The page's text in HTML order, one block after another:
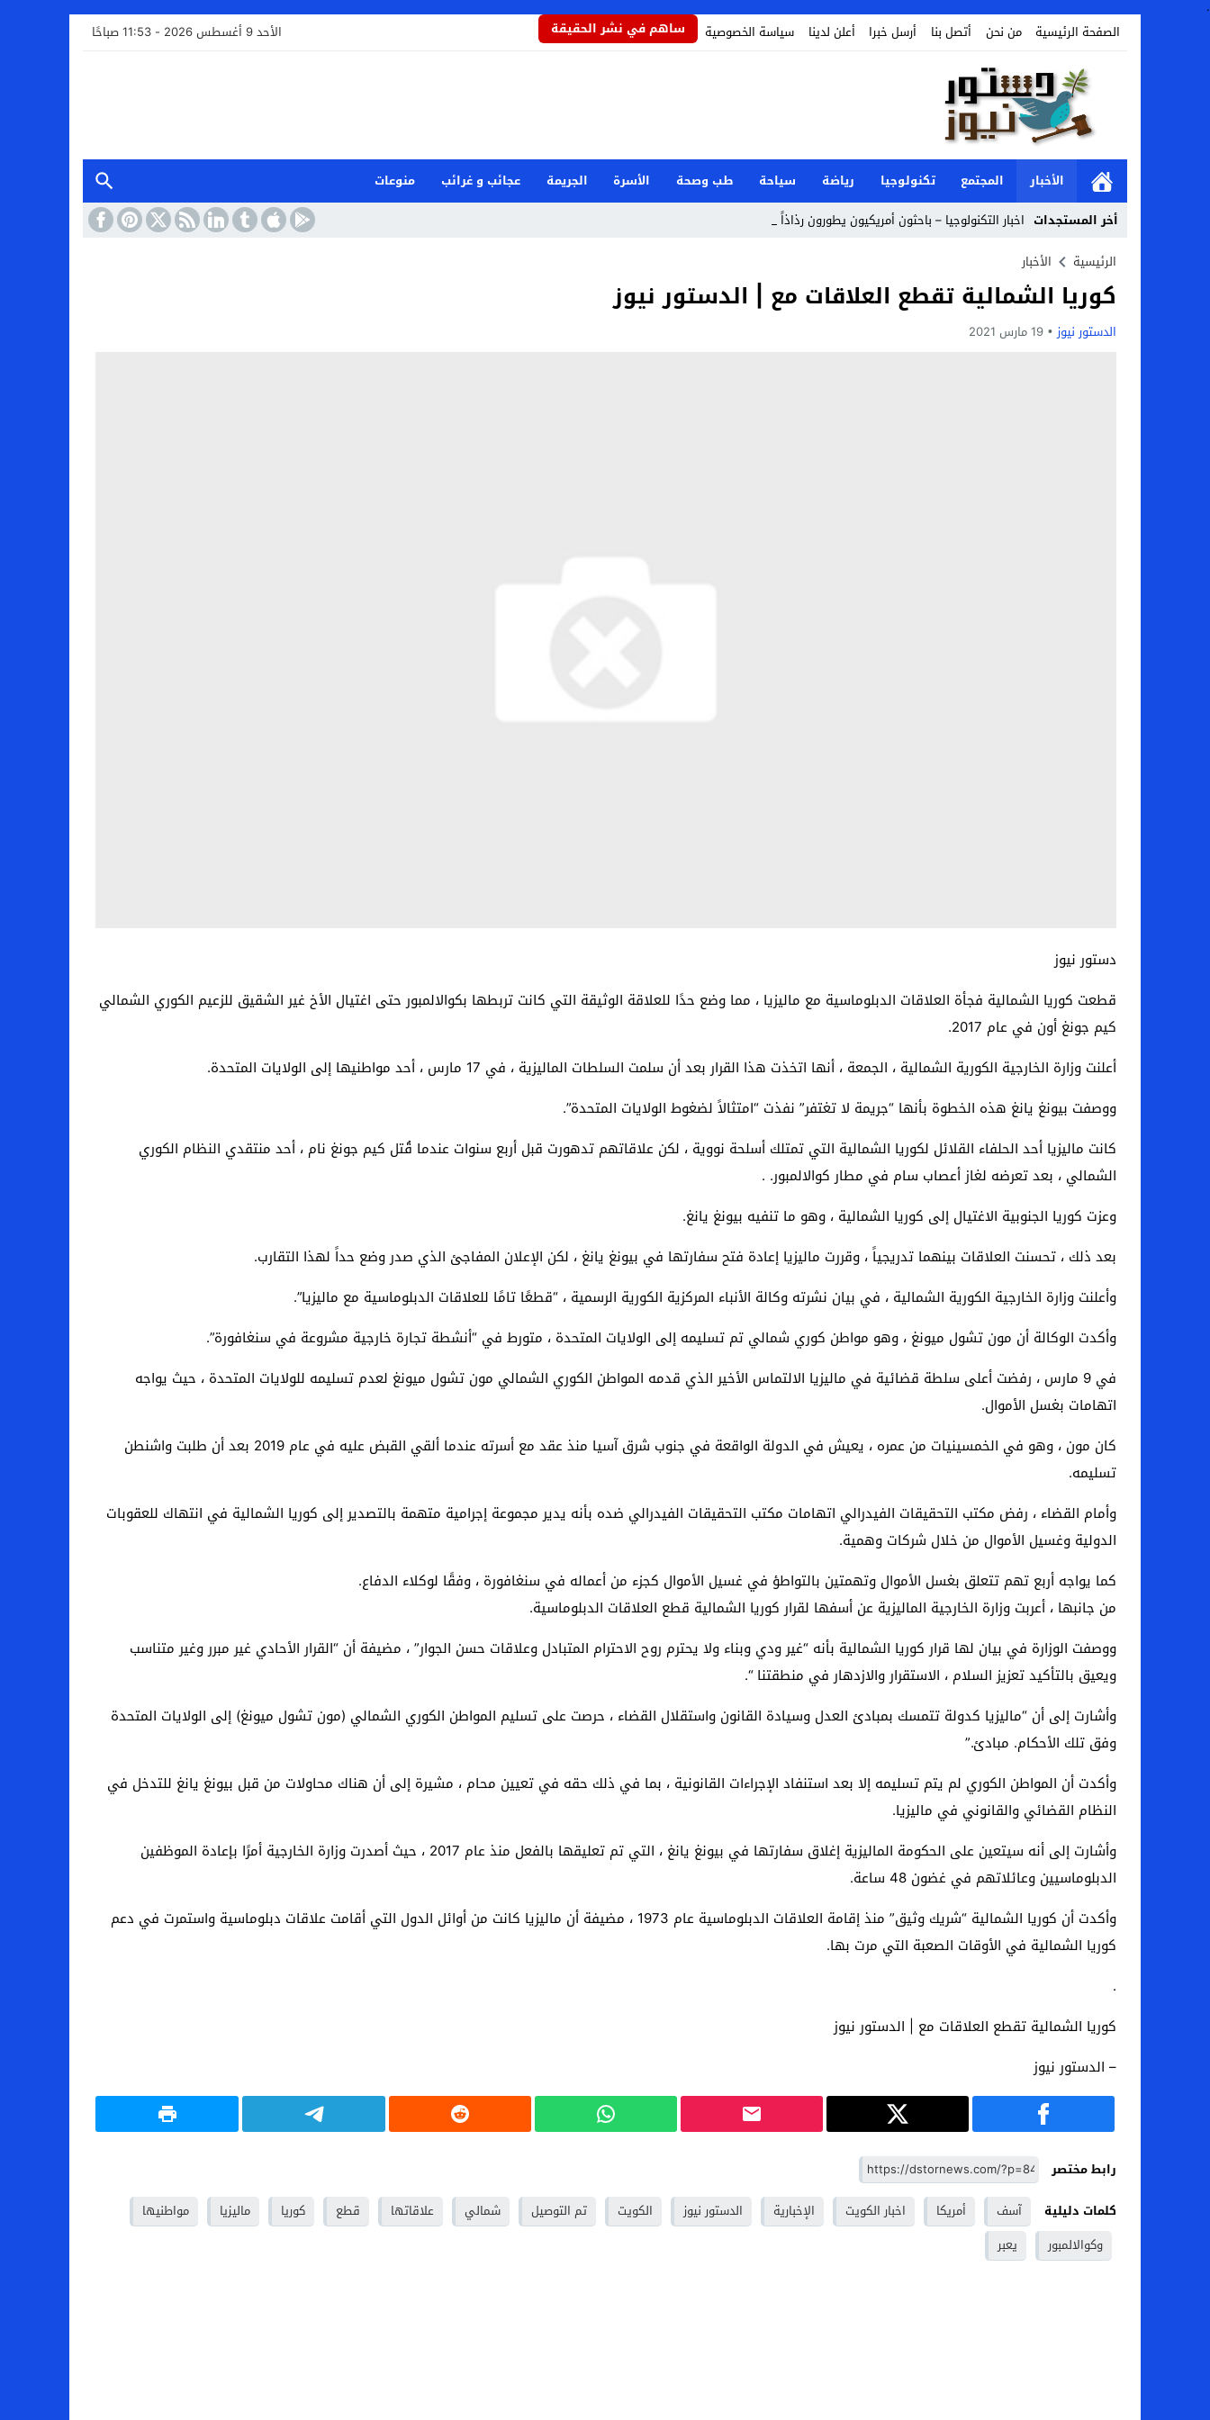
.
الصفحة الرئيسية
من نحن أتصل بنا أرسل خبرا أعلن لدينا سياسة الخصوصية ساهم في نشر الحقيقة الأحد 9 أغسطس 2026 - 11:53 صباحًا
الأخبار المجتمع تكنولوجيا رياضة سياحة طب وصحة الأسرة الجريمة عجائب و غرائب
منوعات
أخر المستجدات اخبار التكنولوجيا – باحثون أمريكيون يطورون رذاذاً يحمي ال _
Stop
Previous
Next
الرئيسية الأخبار
كوريا الشمالية تقطع العلاقات مع | الدستور نيوز
الدستور نيوز 19 مارس 2021
دستور نيوز
قطعت كوريا الشمالية فجأة العلاقات الدبلوماسية مع ماليزيا ، مما وضع حدًا للعلاقة الوثيقة التي كانت تربطها بكوالالمبور حتى اغتيال الأخ غير الشقيق للزعيم الكوري الشمالي
كيم جونغ أون في عام 2017.
أعلنت وزارة الخارجية الكورية الشمالية ، الجمعة ، أنها اتخذت هذا القرار بعد أن سلمت السلطات الماليزية ، في 17 مارس ، أحد مواطنيها إلى الولايات المتحدة.
ووصفت بيونغ يانغ هذه الخطوة بأنها “جريمة لا تغتفر” نفذت “امتثالاً لضغوط الولايات المتحدة”.
كانت ماليزيا أحد الحلفاء القلائل لكوريا الشمالية التي تمتلك أسلحة نووية ، لكن علاقاتهم تدهورت قبل أربع سنوات عندما قُتل كيم جونغ نام ، أحد منتقدي النظام الكوري
الشمالي ، بعد تعرضه لغاز أعصاب سام في مطار كوالالمبور. .
وعزت كوريا الجنوبية الاغتيال إلى كوريا الشمالية ، وهو ما تنفيه بيونغ يانغ.
بعد ذلك ، تحسنت العلاقات بينهما تدريجياً ، وقررت ماليزيا إعادة فتح سفارتها في بيونغ يانغ ، لكن الإعلان المفاجئ الذي صدر وضع حداً لهذا التقارب.
وأعلنت وزارة الخارجية الكورية الشمالية ، في بيان نشرته وكالة الأنباء المركزية الكورية الرسمية ، “قطعًا تامًا للعلاقات الدبلوماسية مع ماليزيا”.
وأكدت الوكالة أن مون تشول ميونغ ، وهو مواطن كوري شمالي تم تسليمه إلى الولايات المتحدة ، متورط في “أنشطة تجارة خارجية مشروعة في سنغافورة”.
في 9 مارس ، رفضت أعلى سلطة قضائية في ماليزيا الالتماس الأخير الذي قدمه المواطن الكوري الشمالي مون تشول ميونغ لعدم تسليمه للولايات المتحدة ، حيث يواجه
اتهامات بغسل الأموال.
كان مون ، وهو في الخمسينيات من عمره ، يعيش في الدولة الواقعة في جنوب شرق آسيا منذ عقد مع أسرته عندما ألقي القبض عليه في عام 2019 بعد أن طلبت واشنطن
تسليمه.
وأمام القضاء ، رفض مكتب التحقيقات الفيدرالي اتهامات مكتب التحقيقات الفيدرالي ضده بأنه يدير مجموعة إجرامية متهمة بالتصدير إلى كوريا الشمالية في انتهاك للعقوبات
الدولية وغسيل الأموال من خلال شركات وهمية.
كما يواجه أربع تهم تتعلق بغسل الأموال وتهمتين بالتواطؤ في غسيل الأموال كجزء من أعماله في سنغافورة ، وفقًا لوكلاء الدفاع.
من جانبها ، أعربت وزارة الخارجية الماليزية عن أسفها لقرار كوريا الشمالية قطع العلاقات الدبلوماسية.
ووصفت الوزارة في بيان لها قرار كوريا الشمالية بأنه “غير ودي وبناء ولا يحترم روح الاحترام المتبادل وعلاقات حسن الجوار” ، مضيفة أن “القرار الأحادي غير مبرر وغير متناسب
ويعيق بالتأكيد تعزيز السلام ، الاستقرار والازدهار في منطقتنا “.
وأشارت إلى أن “ماليزيا كدولة تتمسك بمبادئ العدل وسيادة القانون واستقلال القضاء ، حرصت على تسليم المواطن الكوري الشمالي (مون تشول ميونغ) إلى الولايات المتحدة
وفق تلك الأحكام. مبادئ.”
وأكدت أن المواطن الكوري لم يتم تسليمه إلا بعد استنفاد الإجراءات القانونية ، بما في ذلك حقه في تعيين محام ، مشيرة إلى أن هناك محاولات من قبل بيونغ يانغ للتدخل في
النظام القضائي والقانوني في ماليزيا.
وأشارت إلى أنه سيتعين على الحكومة الماليزية إغلاق سفارتها في بيونغ يانغ ، التي تم تعليقها بالفعل منذ عام 2017 ، حيث أصدرت وزارة الخارجية أمرًا بإعادة الموظفين
الدبلوماسيين وعائلاتهم في غضون 48 ساعة.
وأكدت أن كوريا الشمالية “شريك وثيق” منذ إقامة العلاقات الدبلوماسية عام 1973 ، مضيفة أن ماليزيا كانت من أوائل الدول التي أقامت علاقات دبلوماسية واستمرت في دعم
كوريا الشمالية في الأوقات الصعبة التي مرت بها.
.
كوريا الشمالية تقطع العلاقات مع | الدستور نيوز
– الدستور نيوز
رابط مختصر
كلمات دليلية
آسف أمريكا اخبار الكويت الإخبارية الدستور نيوز الكويت تم التوصيل شمالي علاقاتها قطع كوريا ماليزيا
مواطنيها
وكوالالمبور
يعبر